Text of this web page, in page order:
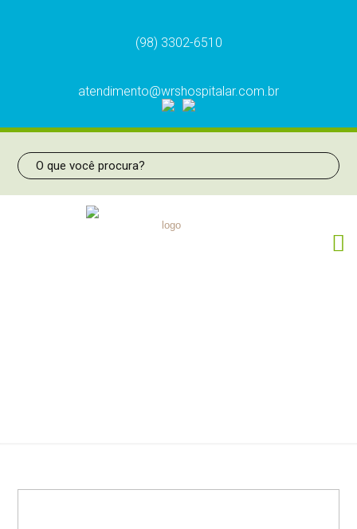
(98) 3302-6510
atendimento@wrshospitalar.com.br